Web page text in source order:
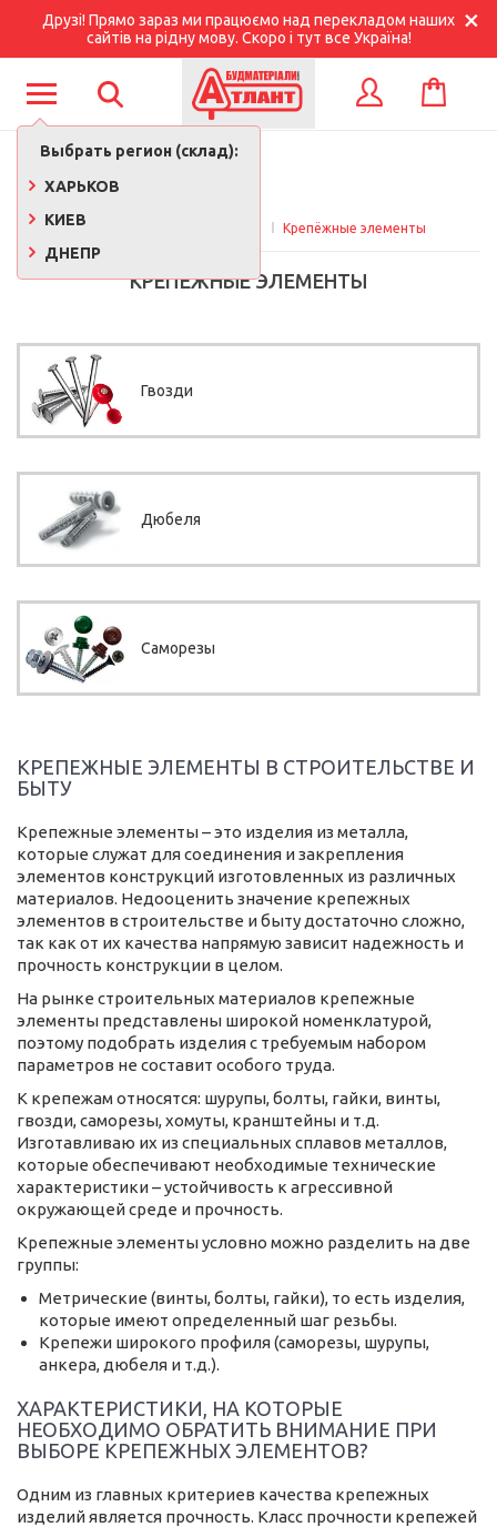
Друзі! Прямо зараз ми працюємо над перекладом наших
сайтів на рідну мову. Скоро і тут все Україна!
Выбрать регион (склад):
ХАРЬКОВ
КИЕВ
ДНЕПР
КОРЗИНА
Главная Крепёжные элементы
КРЕПЁЖНЫЕ ЭЛЕМЕНТЫ
Гвозди
Дюбеля
Саморезы
КРЕПЕЖНЫЕ ЭЛЕМЕНТЫ В СТРОИТЕЛЬСТВЕ И
БЫТУ
Крепежные элементы – это изделия из металла,
которые служат для соединения и закрепления
элементов конструкций изготовленных из различных
материалов. Недооценить значение крепежных
элементов в строительстве и быту достаточно сложно,
так как от их качества напрямую зависит надежность и
прочность конструкции в целом.
На рынке строительных материалов крепежные
элементы представлены широкой номенклатурой,
поэтому подобрать изделия с требуемым набором
параметров не составит особого труда.
К крепежам относятся: шурупы, болты, гайки, винты,
гвозди, саморезы, хомуты, кранштейны и т.д.
Изготавливаю их из специальных сплавов металлов,
которые обеспечивают необходимые технические
характеристики – устойчивость к агрессивной
окружающей среде и прочность.
Крепежные элементы условно можно разделить на две
группы:
Метрические (винты, болты, гайки), то есть изделия,
которые имеют определенный шаг резьбы.
Крепежи широкого профиля (саморезы, шурупы,
анкера, дюбеля и т.д.).
ХАРАКТЕРИСТИКИ, НА КОТОРЫЕ
НЕОБХОДИМО ОБРАТИТЬ ВНИМАНИЕ ПРИ
ВЫБОРЕ КРЕПЕЖНЫХ ЭЛЕМЕНТОВ?
Одним из главных критериев качества крепежных
изделий является прочность. Класс прочности крепежей